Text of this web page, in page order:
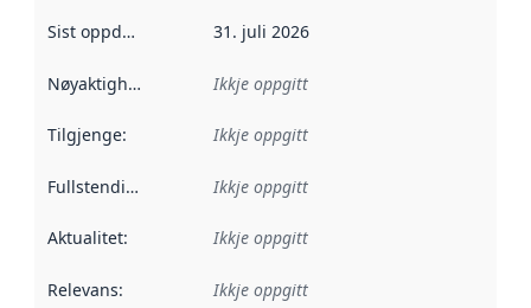
Sist oppdatert 31. juli 2026
Nøyaktigheit Ikkje oppgitt
Tilgjenge: Ikkje oppgitt
Fullstendigheit Ikkje oppgitt
Aktualitet: Ikkje oppgitt
Relevans: Ikkje oppgitt